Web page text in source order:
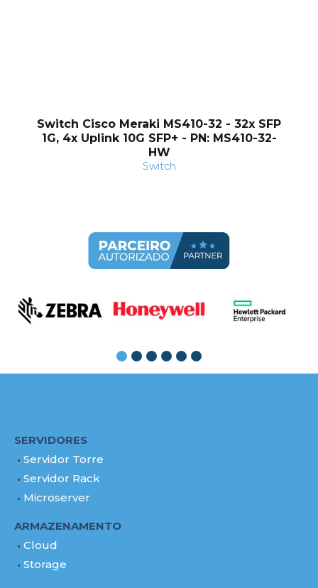
Switch Cisco Meraki MS410-32 - 32x SFP
1G, 4x Uplink 10G SFP+ - PN: MS410-32-
HW
Switch
SERVIDORES
Servidor Torre
Servidor Rack
Microserver
ARMAZENAMENTO
Cloud
Storage